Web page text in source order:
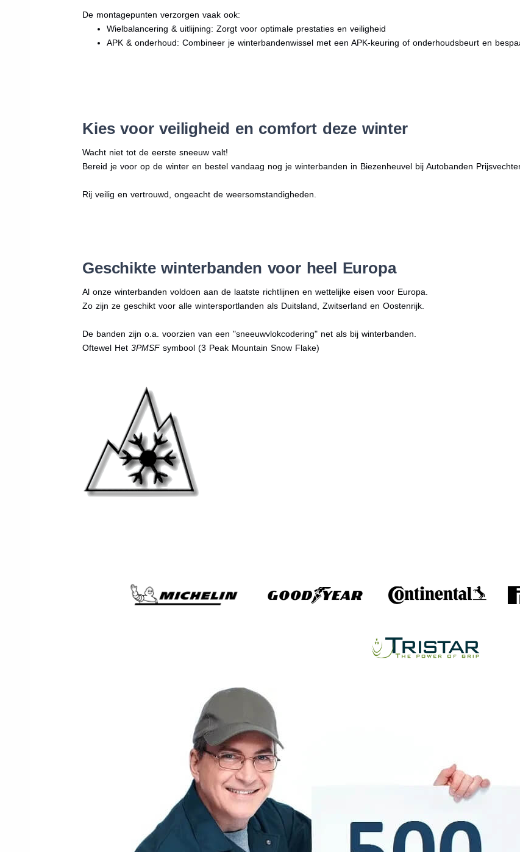
De montagepunten verzorgen vaak ook:
Wielbalancering & uitlijning: Zorgt voor optimale prestaties en veiligheid
APK & onderhoud: Combineer je winterbandenwissel met een APK-keuring of onderhoudsbeurt en
Kies voor veiligheid en comfort deze winter
Wacht niet tot de eerste sneeuw valt!
Bereid je voor op de winter en bestel vandaag nog je winterbanden in Biezenheuvel bij Autobanden
Rij veilig en vertrouwd, ongeacht de weersomstandigheden.
Geschikte winterbanden voor heel Europa
Al onze winterbanden voldoen aan de laatste richtlijnen en wettelijke eisen voor Europa.
Zo zijn ze geschikt voor alle wintersportlanden als Duitsland, Zwitserland en Oostenrijk.
De banden zijn o.a. voorzien van een "sneeuwvlokcodering" net als bij winterbanden.
Oftewel Het3PMSFsymbool (3 Peak Mountain Snow Flake)